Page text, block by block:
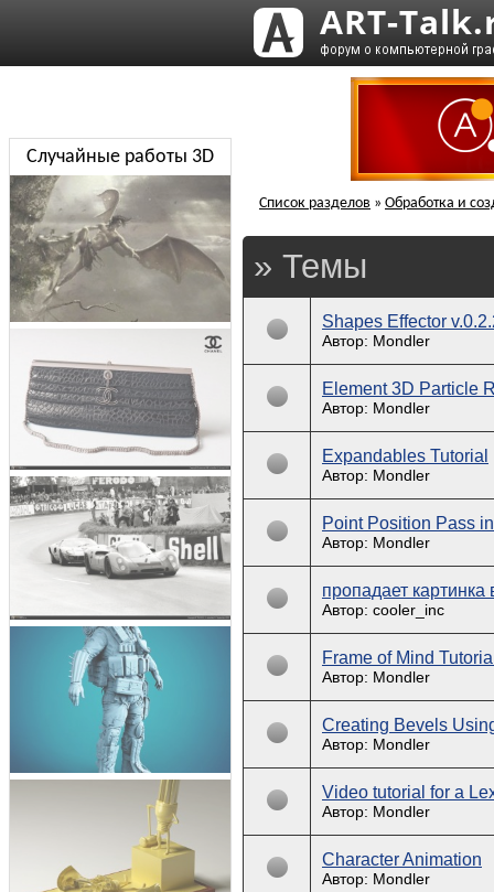
Список разделов » Обработка и
» Темы
Shapes Effector
Автор: Mondler
Element 3D Particle
Автор: Mondler
Expandables Tutorial
Автор: Mondler
Point Position Pass
Автор: Mondler
пропадает
Автор: cooler_inc
Frame of Mind
Автор: Mondler
Creating Bevels
Автор: Mondler
Video tutorial for a
Автор: Mondler
Character Animation
Автор: Mondler
Случайные работы 3D